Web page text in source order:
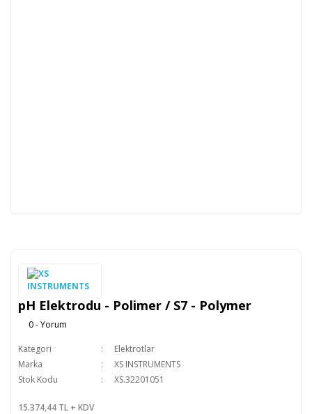
pH Elektrodu - Polimer / S7 - Polymer
0 - Yorum
Kategori
Elektrotlar
Marka
XS INSTRUMENTS
Stok Kodu
XS.32201051
15.374,44 TL + KDV